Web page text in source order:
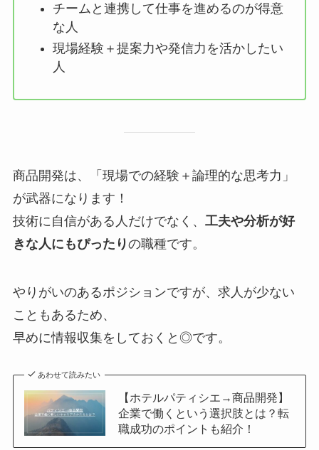
チームと連携して仕事を進めるのが得意
な人
現場経験＋提案力や発信力を活かしたい
人
商品開発は、「現場での経験＋論理的な思考力」
が武器になります！
技術に自信がある人だけでなく、 工夫や分析が好
きな人にもぴったりの職種です。
やりがいのあるポジションですが、求人が少ない
こともあるため、
早めに情報収集をしておくと◎です。
あわせて読みたい
【ホテルパティシエ→商品開発】
企業で働くという選択肢とは？転
職成功のポイントも紹介！